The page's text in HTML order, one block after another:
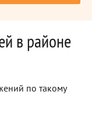
в районе
по такому